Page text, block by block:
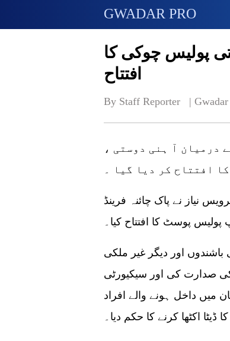
GWADAR PRO
پولیس چوکی کا
افتتاح
By Staff Reporter   |
درمیان آ ہنی دوستی ،
افتتاح کر دیا گیا ۔
نیاز نے پاک چائنہ فرینڈ
پوسٹ کا افتتاح کیا۔
اور دیگر غیر ملکی
صدارت کی اور سیکیورٹی
میں داخل ہونے والے افراد
کا ڈیٹا اکٹھا کرنے کا حکم دیا۔